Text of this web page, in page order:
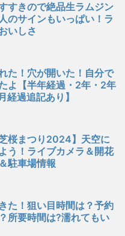
すきので絶品生ラムジン
のサインもいっぱい！ラ
いしさ
た！穴が開いた！自分で
よ【半年経過・2年・2年
過追記あり】
桜まつり2024】天空に
う！ライブカメラ＆開花
駐車場情報
た！狙い目時間は？予約
所要時間は?濡れてもい